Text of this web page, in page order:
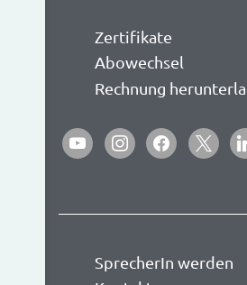
Zertifikate
Abowechsel
Rechnung
youtubeinstagramfacebook
x
SprecherIn werden